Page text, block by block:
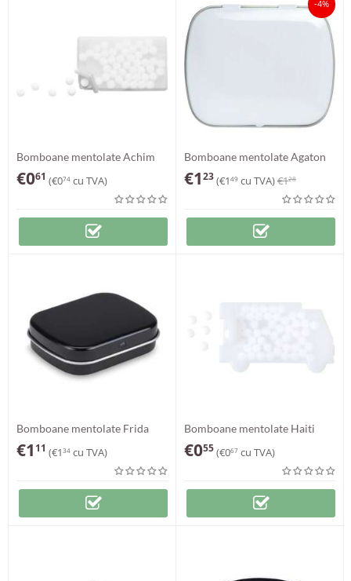
Bomboane mentolate Achim
€061 (€074 cu TVA)
-4%
Bomboane mentolate Agaton
€123(€1 49 cu TVA)€128
Bomboane mentolate Frida
€1 11 (€1 34 cu TVA)
Bomboane mentolate Haiti
€055(€067 cu TVA)